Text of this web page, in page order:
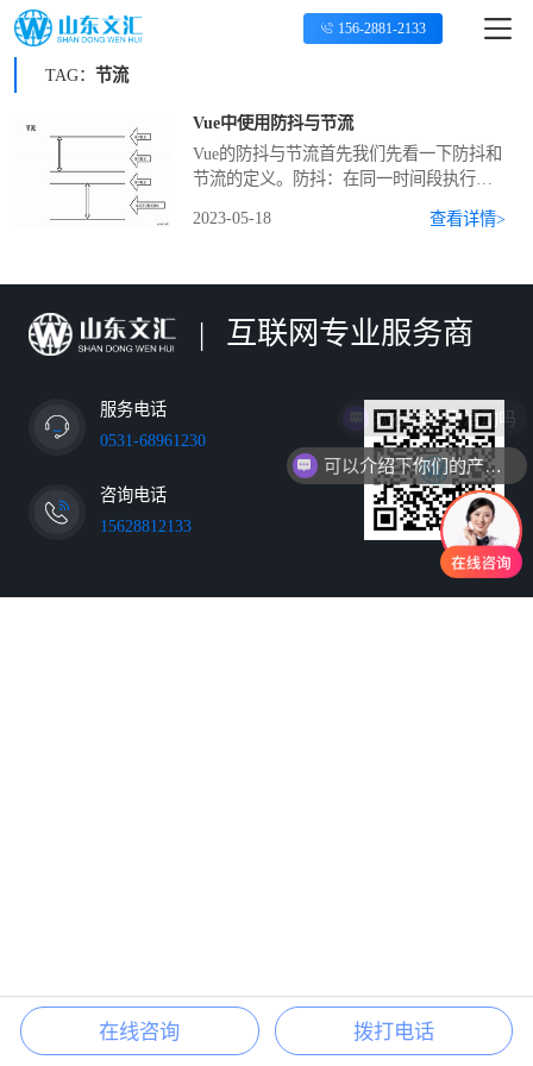
156-2881-2133
TAG： 节流
Vue中使用防抖与节流
Vue的防抖与节流首先我们先看一下防抖和
节流的定义。防抖：在同一时间段执行多
触发函数清除掉原来的定时器，重新开始
一次函数。今天突然发现了一个问题，做
搜索效果时每输入一个字母或者数字，都
对服务器造成影响，并且点击刷新时，...
2023-05-18 查看详情>
| 互联网专业服务商
服务电话
0531-68961230
咨询电话
15628812133
可以介绍下你们的产品么
现在有优惠活动吗
在线咨询 拨打电话